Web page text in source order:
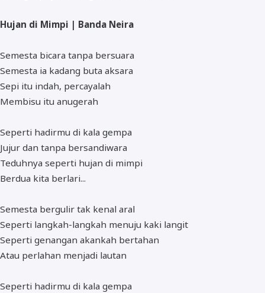
Hujan di Mimpi | Banda Neira
Semesta bicara tanpa bersuara
Semesta ia kadang buta aksara
Sepi itu indah, percayalah
Membisu itu anugerah
Seperti hadirmu di kala gempa
Jujur dan tanpa bersandiwara
Teduhnya seperti hujan di mimpi
Berdua kita berlari...
Semesta bergulir tak kenal aral
Seperti langkah-langkah menuju kaki langit
Seperti genangan akankah bertahan
Atau perlahan menjadi lautan
Seperti hadirmu di kala gempa